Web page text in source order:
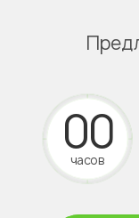
часов